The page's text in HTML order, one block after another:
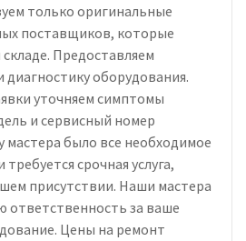
только оригинальные
поставщиков, которые
Предоставляем
оборудования.
уточняем симптомы
и сервисный номер
мастера было все необходимое
срочная услуга,
присутствии. Наши мастера
ответственность за ваше
Цены на ремонт